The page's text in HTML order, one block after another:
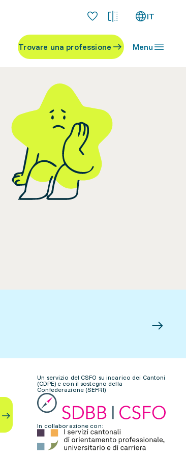
IT
Trovare una professione Menu
Un servizio del CSFO su incarico dei Cantoni
(CDPE) e con il sostegno della
Confederazione (SEFRI)
In collaborazione con: